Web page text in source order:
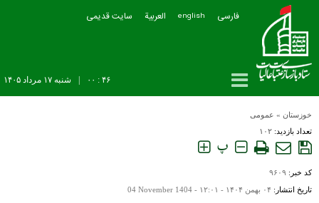
فارسی english العربیة سایت قدیمی
شنبه ۱۷ مرداد ۱۴۰۵ ۴۶ : ۰۰
خوزستان » عمومی
تعداد بازدید: ۱۰۲
پ
کد خبر: ۹۶۰۹
تاریخ انتشار: ۰۴ بهمن ۱۴۰۴ - ۱۲:۰۱ - 04 November 1404